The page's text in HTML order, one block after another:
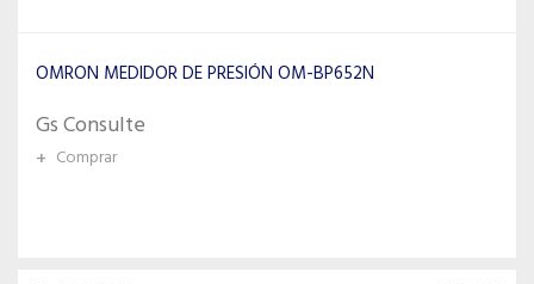
OMRON MEDIDOR DE PRESIÓN OM-BP652N
Gs Consulte
+ Comprar